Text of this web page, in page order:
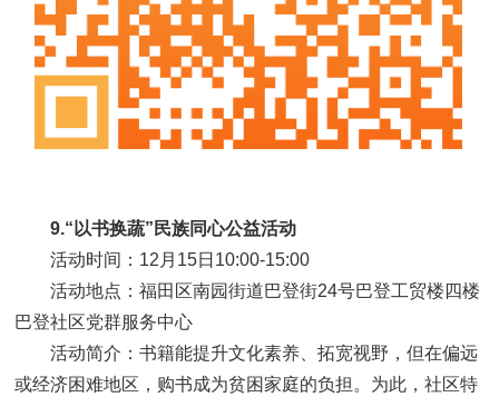
9.“以书换蔬”民族同心公益活动
活动时间：12月15日10:00-15:00
活动地点：福田区南园街道巴登街24号巴登工贸楼四楼
巴登社区党群服务中心
活动简介：书籍能提升文化素养、拓宽视野，但在偏远
或经济困难地区，购书成为贫困家庭的负担。为此，社区特